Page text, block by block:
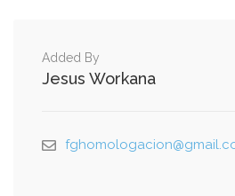
Added By
Jesus Workana